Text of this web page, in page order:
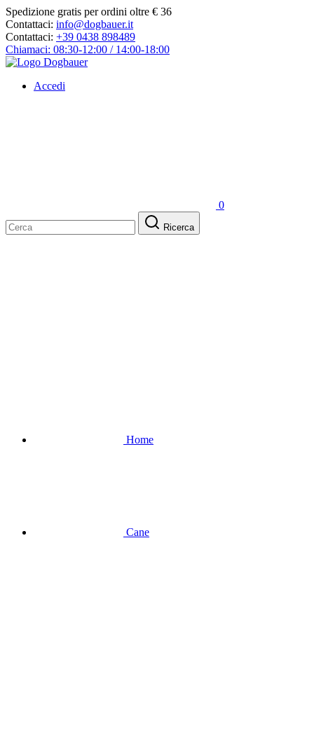
Spedizione gratis per ordini oltre € 36
Contattaci: info@dogbauer.it
Contattaci: +39 0438 898489
Chiamaci: 08:30-12:00 / 14:00-18:00
Accedi
0
Ricerca
Home
Cane